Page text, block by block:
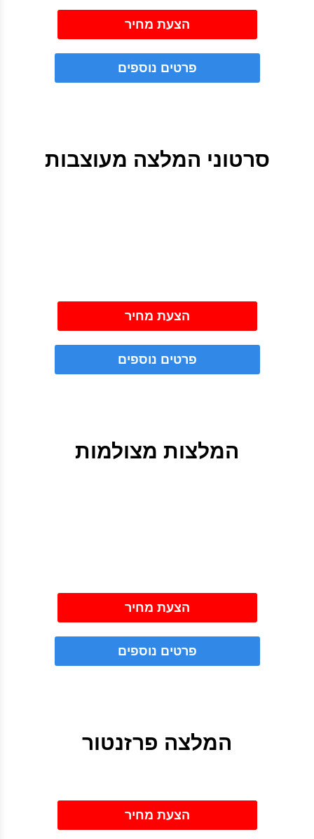
הצעת מחיר
פרטים נוספים
סרטוני המלצה מעוצבות
הצעת מחיר
פרטים נוספים
המלצות מצולמות
הצעת מחיר
פרטים נוספים
המלצה פרזנטור
הצעת מחיר